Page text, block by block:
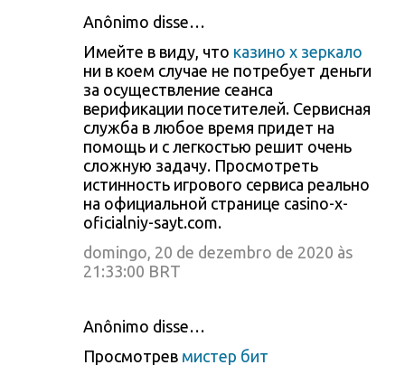
Anônimo disse…
Имейте в виду, что казино х зеркало
ни в коем случае не потребует деньги
за осуществление сеанса
верификации посетителей. Сервисная
служба в любое время придет на
помощь и с легкостью решит очень
сложную задачу. Просмотреть
истинность игрового сервиса реально
на официальной странице casino-x-
oficialniy-sayt.com.
domingo, 20 de dezembro de 2020 às
21:33:00 BRT
Anônimo disse…
Просмотрев мистер бит